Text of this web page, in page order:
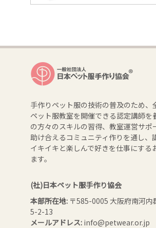
手作りペット服の技術の普及のため、
ペット服教室を開催できる認定講師を
の方々のスキルの習得、教室運営サポ
助け合えるコミュニティ作りを通し、
イキイキと楽しんで好きを仕事にする
ます。
(社)日本ペット服手作り協会
本部所在地: 〒585-0005 大阪府南河内
5-2-13
メールアドレス: info@petwear.or.jp